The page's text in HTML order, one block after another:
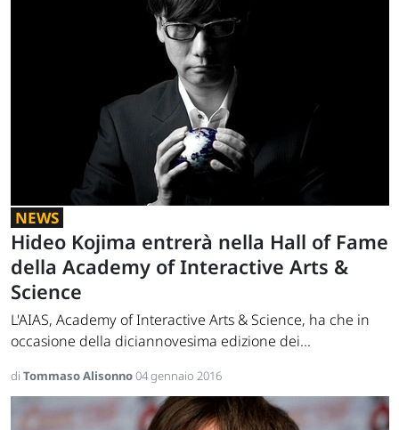
NEWS
Hideo Kojima entrerà nella Hall of Fame
della Academy of Interactive Arts &
Science
L'AIAS, Academy of Interactive Arts & Science, ha che in
occasione della diciannovesima edizione dei...
di Tommaso Alisonno04 gennaio 2016